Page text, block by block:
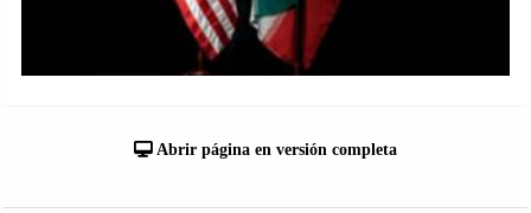
Abrir página en versión completa